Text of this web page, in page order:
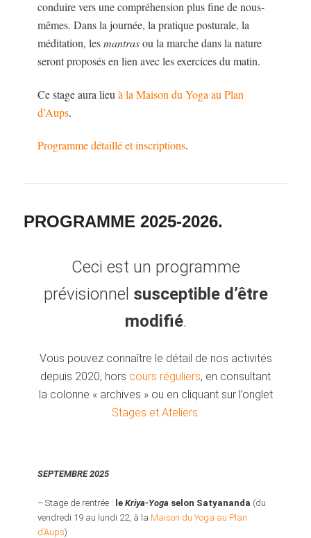
conduire vers une compréhension plus fine de nous-
mêmes. Dans la journée, la pratique posturale, la
méditation, lesmantrasou la marche dans la nature
seront proposés en lien avec les exercices du matin.
Ce stage aura lieuà la Maison du Yoga au Plan
d’Aups.
Programme détaillé et inscriptions.
PROGRAMME 2025-2026.
Ceci est un programme
prévisionnel susceptible d’être
modifié.
Vous pouvez connaître le détail de nos activités
depuis 2020, hors cours réguliers, en consultant
la colonne « archives » ou en cliquant sur l’onglet
Stages et Ateliers.
SEPTEMBRE 2025
– Stage de rentrée : leKriya-Yoga selon Satyananda (du
vendredi 19 au lundi 22, à la Maison du Yoga au Plan
d’Aups)